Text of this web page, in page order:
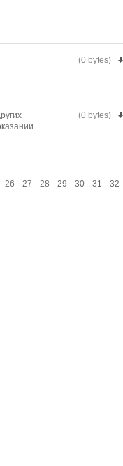
(0 bytes)
(0 bytes)
26 27 28 29 30 31
32